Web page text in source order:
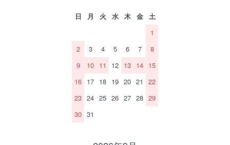
日 月 火 水 木 金
土
1
2
3 4 5 6 7
8
9
10 11 12 13 14 15
16 17 18 19 20 21
22
23 24 25 26 27 28 29
30 31